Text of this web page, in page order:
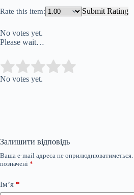
Rate this item: Submit Rating
No votes yet.
Please wait…
Rate this item:
No votes yet.
Залишити відповідь
Ваша e-mail адреса не оприлюднюватиметься.
позначені *
Ім’я *